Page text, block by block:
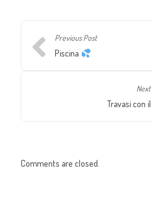
Previous Post
Piscina
Travasi con
Comments are closed.